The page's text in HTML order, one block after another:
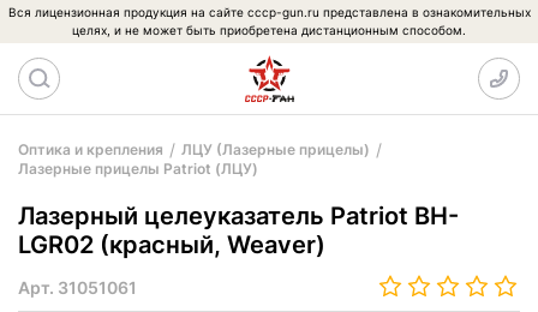
Вся лицензионная продукция на сайте cccp-gun.ru представлена в ознакомительных
целях, и не может быть приобретена дистанционным способом.
Оптика и крепления
ЛЦУ (Лазерные прицелы)
Лазерные прицелы Patriot (ЛЦУ)
Лазерный целеуказатель Patriot BH-
LGR02 (красный, Weaver)
Арт. 31051061